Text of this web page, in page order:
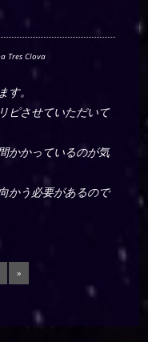
Tres Clova
。
ピさせていただいて
かかっているのが気
かう必要があるので
»